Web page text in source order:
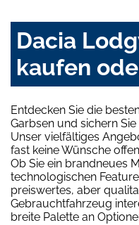
Dacia
kaufen
Entdecken Sie die
Garbsen und sichern
Unser vielfältiges
fast keine Wünsche
Ob Sie ein brandneues
technologischen
preiswertes, aber
Gebrauchtfahrzeug
breite Palette an